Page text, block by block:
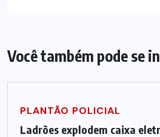
Você também pode se
PLANTÃO POLICIAL
Ladrões explodem caixa